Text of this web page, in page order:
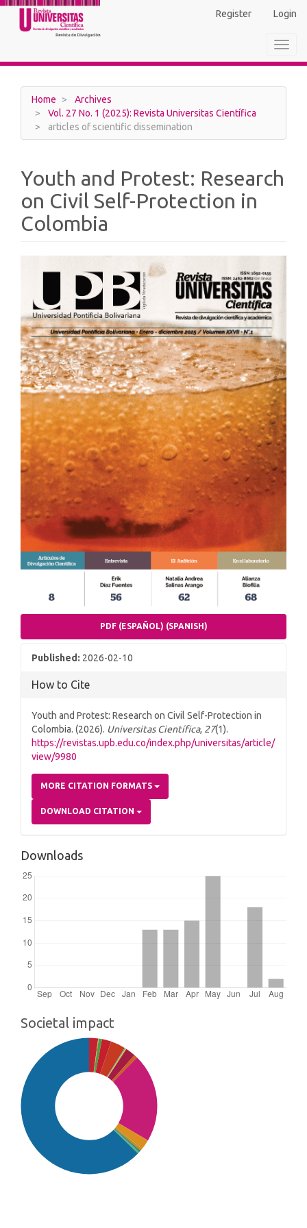
Main
Navigation
Main
Sidebar
Register Login
Home
Archives
Vol. 27 No. 1 (2025): Revista Universitas Científica
articles of scientific dissemination
Youth and Protest: Research
on Civil Self-Protection in
Colombia
Sidebar
PDF (ESPAÑOL) (SPANISH)
Published: 2026-02-10
How to Cite
Youth and Protest: Research on Civil Self-Protection in
Colombia. (2026). Universitas Científica, 27(1).
https://revistas.upb.edu.co/index.php/universitas/article/
view/9980
MORE CITATION FORMATS
DOWNLOAD CITATION
Downloads
Societal impact